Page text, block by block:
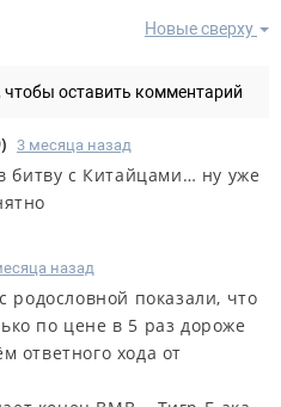
Новые сверху
чтобы оставить комментарий
) 3 месяца назад
битву с Китайцами… ну уже
назад
показали, что
по цене в 5 раз дороже
ответного хода от